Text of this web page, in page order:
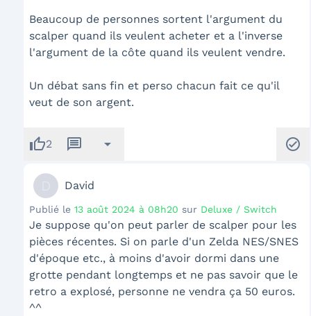
Beaucoup de personnes sortent l'argument du
scalper quand ils veulent acheter et a l'inverse
l'argument de la côte quand ils veulent vendre.
Un débat sans fin et perso chacun fait ce qu'il
veut de son argent.
thumb_up2 message arrow_drop_down check_circle
David
Publié le 13 août 2024 à 08h20 sur Deluxe / Switch
Je suppose qu'on peut parler de scalper pour les
pièces récentes. Si on parle d'un Zelda NES/SNES
d'époque etc., à moins d'avoir dormi dans une
grotte pendant longtemps et ne pas savoir que le
retro a explosé, personne ne vendra ça 50 euros.
^^